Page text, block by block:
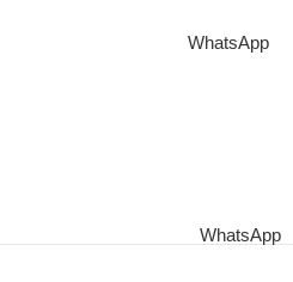
WhatsApp
WhatsApp